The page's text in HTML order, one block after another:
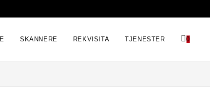
SKANNERE REKVISITA TJENESTER 0